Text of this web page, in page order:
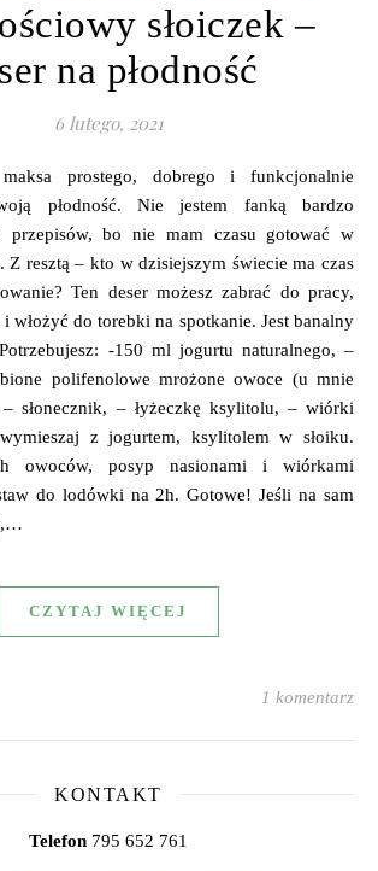
słoiczek –
na płodność
6 lutego, 2021
płodność. Nie jestem fanką bardzo
przepisów, bo nie mam czasu gotować w
Z resztą – kto w dzisiejszym świecie ma czas
Ten deser możesz zabrać do pracy,
włożyć do torebki na spotkanie. Jest banalny
Potrzebujesz: -150 ml jogurtu naturalnego, –
polifenolowe mrożone owoce (u mnie
słonecznik, – łyżeczkę ksylitolu, – wiórki
z jogurtem, ksylitolem w słoiku.
owoców, posyp nasionami i wiórkami
do lodówki na 2h. Gotowe! Jeśli na sam
CZYTAJ WIĘCEJ
1 komentarz
KONTAKT
Telefon 795 652 761